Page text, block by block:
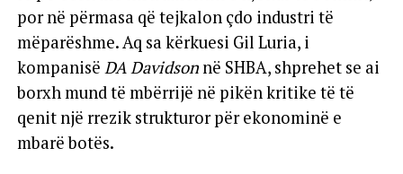
por në përmasa që tejkalon çdo industri të
mëparëshme. Aq sa kërkuesi Gil Luria, i
kompanisë DA Davidsonnë SHBA, shprehet se ai
borxh mund të mbërrijë në pikën kritike të të
qenit një rrezik strukturor për ekonominë e
mbarë botës.